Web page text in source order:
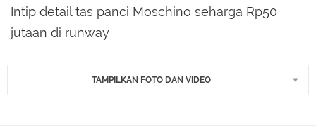
Intip detail tas panci Moschino seharga Rp50
jutaan di runway
TAMPILKAN FOTO DAN VIDEO